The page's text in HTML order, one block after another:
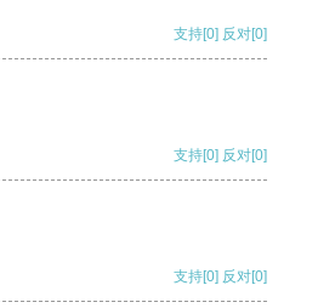
支持[0] 反对[0]
支持[0] 反对[0]
支持[0] 反对[0]